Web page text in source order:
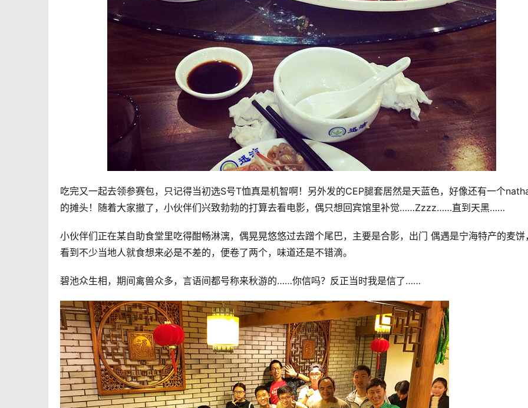
吃完又一起去领参赛包，只记得当初选S号T恤真是机智啊！另外发的CEP腿套居然是天蓝色，好像还有一个
的摊头！随着大家撤了，小伙伴们兴致勃勃的打算去看电影，偶只想回宾馆里补觉……Zzzz……直到天黑……
小伙伴们正在某自助食堂里吃得酣畅淋漓，偶晃晃悠悠过去蹭个尾巴，主要是合影，出门 偶遇是宁海特产的麦饼
看到不少当地人就食想来必是不差的，便卷了两个，味道还是不错滴。
碧池众生相，期间禽兽众多，言语间都号称来秋游的……你信吗？反正当时我是信了……